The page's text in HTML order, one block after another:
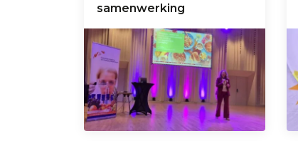
samenwerking